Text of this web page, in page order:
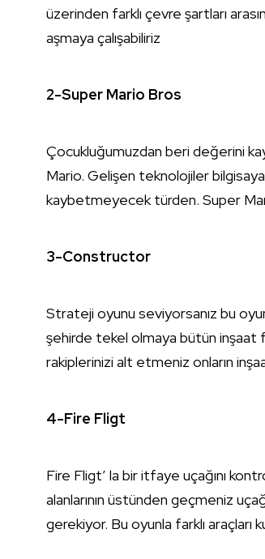
üzerinden farklı çevre şartları
aşmaya çalışabiliriz
2-Super Mario Bros
Çocukluğumuzdan beri değerini
Mario. Gelişen teknolojiler
kaybetmeyecek türden. Super
3-Constructor
Strateji oyunu seviyorsanız bu
şehirde tekel olmaya bütün inşaat
rakiplerinizi alt etmeniz onların
4-Fire Fligt
Fire Fligt’ la bir itfaye uçağını
alanlarının üstünden geçmeniz
gerekiyor. Bu oyunla farklı araçları